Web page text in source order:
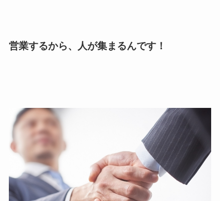
営業するから、人が集まるんです！